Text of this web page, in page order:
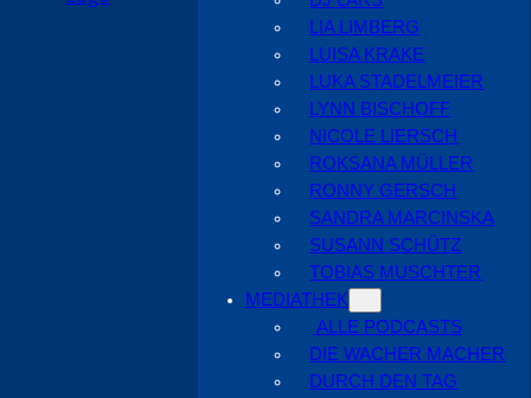
LIA LIMBERG
LUISA KRAKE
LUKA STADELMEIER
LYNN BISCHOFF
NICOLE LIERSCH
ROKSANA MÜLLER
RONNY GERSCH
SANDRA MARCINSKA
SUSANN SCHÜTZ
TOBIAS MUSCHTER
MEDIATHEK
ALLE PODCASTS
DIE WACHER MACHER
DURCH DEN TAG